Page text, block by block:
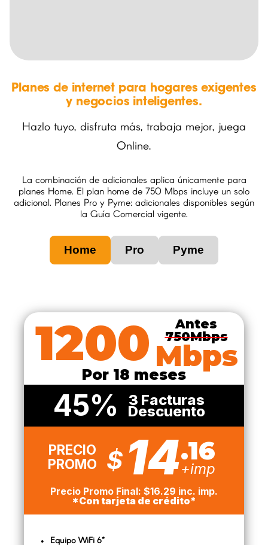
Planes de internet para hogares exigentes
y negocios inteligentes.
Hazlo tuyo, disfruta más, trabaja mejor, juega
Online.
La combinación de adicionales aplica únicamente para
planes Home. El plan home de 750 Mbps incluye un solo
adicional. Planes Pro y Pyme: adicionales disponibles según
la Guía Comercial vigente.
Home Pro Pyme
1200
Antes
750Mbps
Mbps
Por 18 meses
45% 3 Facturas
Descuento
PRECIO
PROMO
$ 14.16
+imp
Precio Promo Final: $16.29 inc. imp.
*Con tarjeta de crédito*
Equipo WiFi 6*